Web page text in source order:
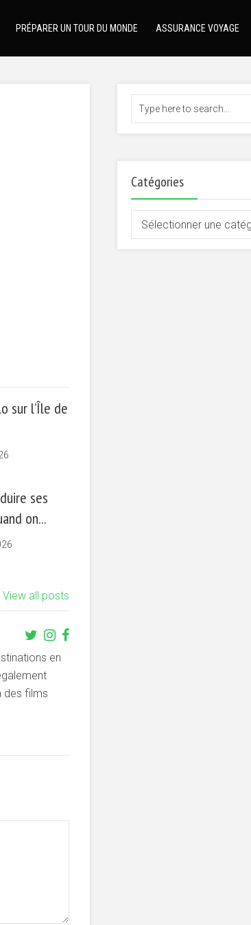
PRÉPARER UN TOUR DU MONDE ASSURANCE VOYAGE
sur l’Île de
ses
on...
View all posts
en
des films
Catégories